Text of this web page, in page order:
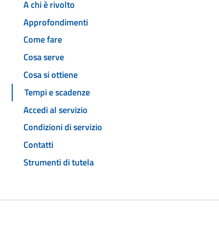
A chi è rivolto
Approfondimenti
Come fare
Cosa serve
Cosa si ottiene
Tempi e scadenze
Accedi al servizio
Condizioni di servizio
Contatti
Strumenti di tutela